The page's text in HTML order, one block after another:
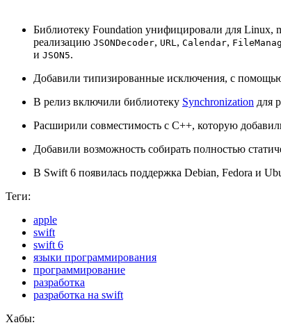
Библиотеку Foundation унифицировали для Linux,
реализацию JSONDecoder, URL , Calendar,
и JSON5.
Добавили типизированные исключения, с
В релиз включили библиотеку Synchronization для
Расширили совместимость с C++, которую
Добавили возможность собирать полностью
В Swift 6 появилась поддержка Debian, Fedora и
Теги:
apple
swift
swift 6
языки программирования
программирование
разработка
разработка на swift
Хабы: